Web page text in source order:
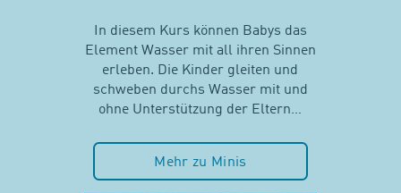
In diesem Kurs können Babys das
Element Wasser mit all ihren Sinnen
erleben. Die Kinder gleiten und
schweben durchs Wasser mit und
ohne Unterstützung der Eltern…
Mehr zu Minis